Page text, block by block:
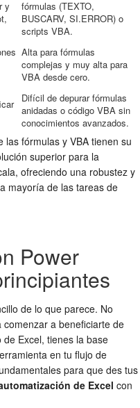
y
fórmulas (TEXTO,
BUSCARV, SI.ERROR) o
scripts VBA.
Alta para fórmulas
complejas y muy alta para
VBA desde cero.
Difícil de depurar fórmulas
anidadas o código VBA sin
conocimientos avanzados.
fórmulas y VBA tienen su
superior para la
ofreciendo una robustez y
mayoría de las tareas de
Power
de lo que parece. No
comenzar a beneficiarte de
Excel, tienes la base
en tu flujo de
para que des tus
de Excel con